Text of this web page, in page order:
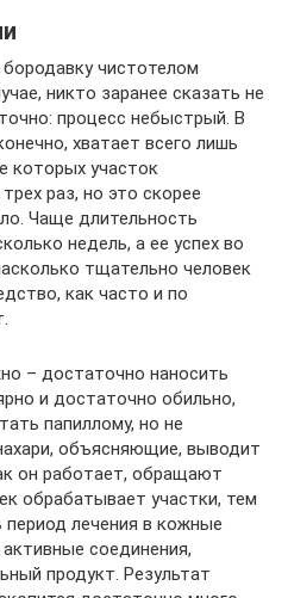
чистотелом
никто заранее сказать не
процесс небыстрый. В
хватает всего лишь
которых участок
раз, но это скорее
Чаще длительность
недель, а ее успех во
тщательно человек
как часто и по
– достаточно наносить
и достаточно обильно,
папиллому, но не
объясняющие, выводит
он работает, обращают
обрабатывает участки, тем
лечения в кожные
соединения,
продукт. Результат